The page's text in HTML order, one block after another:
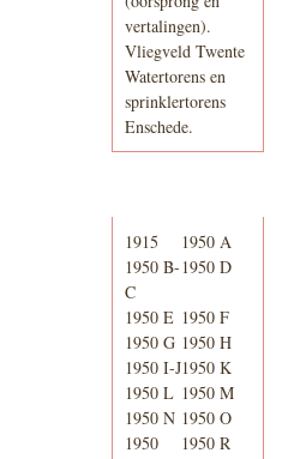
vertalingen).
Vliegveld Twente
Watertorens en
sprinklertorens
Enschede.
1915
1950 A
1950 B-
C
1950 D
1950 E 1950 F
1950 G 1950 H
1950 I-J1950 K
1950 L 1950 M
1950 N 1950 O
1950
1950 R